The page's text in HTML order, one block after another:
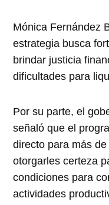
Mónica Fernández
estrategia busca
brindar justicia
dificultades para
Por su parte, el
señaló que el
directo para más
otorgarles certeza
condiciones para
actividades